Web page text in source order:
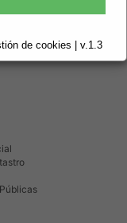
de cookies | v.1.3